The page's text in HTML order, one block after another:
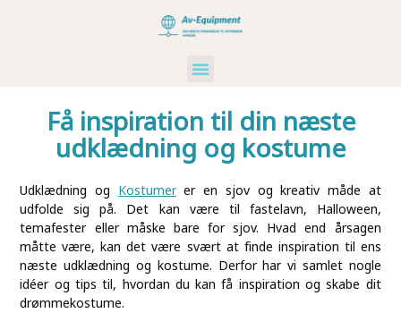
Få inspiration til din næste
udklædning og kostume
Udklædning og Kostumerer en sjov og kreativ måde at
udfolde sig på. Det kan være til fastelavn, Halloween,
temafester eller måske bare for sjov. Hvad end årsagen
måtte være, kan det være svært at finde inspiration til ens
næste udklædning og kostume. Derfor har vi samlet nogle
idéer og tips til, hvordan du kan få inspiration og skabe dit
drømmekostume.